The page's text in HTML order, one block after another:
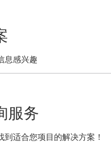
息感兴趣
服务
到适合您项目的解决方案！